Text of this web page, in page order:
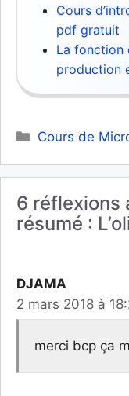
Cours
pdf gratuit
La fonction
production
Catégories
Cours de
6 réflexions
résumé :
DJAMA
2 mars 2018 à
merci bcp ça